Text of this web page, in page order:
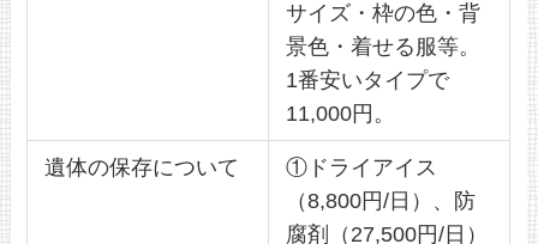
サイズ・枠の色・背
景色・着せる服等。
1番安いタイプで
11,000円。
遺体の保存について
①ドライアイス
（8,800円/日）、防
腐剤（27,500円/日）